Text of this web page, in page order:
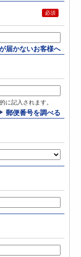
届かないお客様へ
に記入されます。
郵便番号を調べる